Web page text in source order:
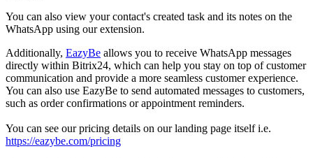
You can also view your contact's created task and its notes on the
WhatsApp using our extension.
Additionally, EazyBe allows you to receive WhatsApp messages
directly within Bitrix24, which can help you stay on top of customer
communication and provide a more seamless customer experience.
You can also use EazyBe to send automated messages to customers,
such as order confirmations or appointment reminders.
You can see our pricing details on our landing page itself i.e.
https://eazybe.com/pricing